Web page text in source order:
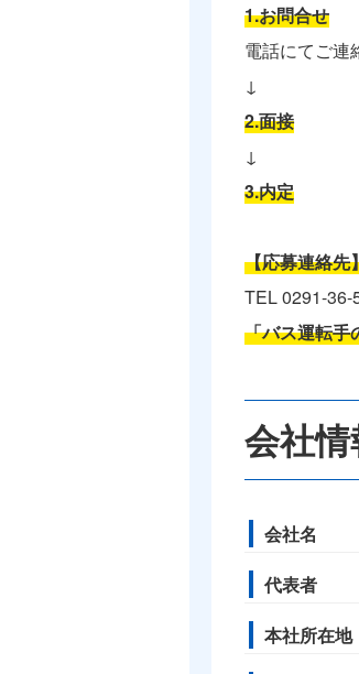
1.お問合せ
電話にてご連
↓
2.面接
↓
3.内定
【応募連絡先
TEL 0291-36-
「バス運転手
会社情
会社名
代表者
本社所在地